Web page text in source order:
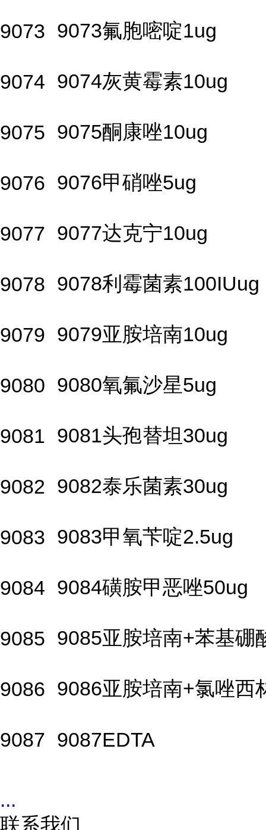
9073 9073氟胞嘧啶1ug
9074 9074灰黄霉素10ug
9075 9075酮康唑10ug
9076 9076甲硝唑5ug
9077 9077达克宁10ug
9078 9078利霉菌素100IUug
9079 9079亚胺培南10ug
9080 9080氧氟沙星5ug
9081 9081头孢替坦30ug
9082 9082泰乐菌素30ug
9083 9083甲氧苄啶2.5ug
9084 9084磺胺甲恶唑50ug
9085 9085亚胺培南+苯基硼
9086 9086亚胺培南+氯唑西
9087 9087EDTA
...
联系我们